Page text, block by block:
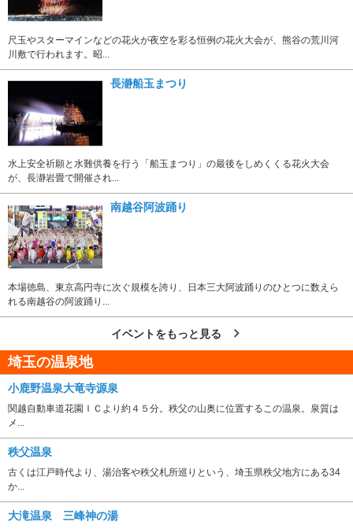
尺玉やスターマインなどの花火が夜空を彩る恒例の花火大会が、熊谷の荒川河
川敷で行われます。昭...
長瀞船玉まつり
水上安全祈願と水難供養を行う「船玉まつり」の最後をしめくくる花火大会
が、長瀞岩畳で開催され...
南越谷阿波踊り
本場徳島、東京高円寺に次ぐ規模を誇り、日本三大阿波踊りのひとつに数えら
れる南越谷の阿波踊り...
イベントをもっと見る
埼玉の温泉地
小鹿野温泉大竜寺源泉
関越自動車道花園ＩＣより約４５分。秩父の山奥に位置するこの温泉。泉質は
メ...
秩父温泉
古くは江戸時代より、湯治客や秩父札所巡りという、埼玉県秩父地方にある34
か...
大滝温泉 三峰神の湯